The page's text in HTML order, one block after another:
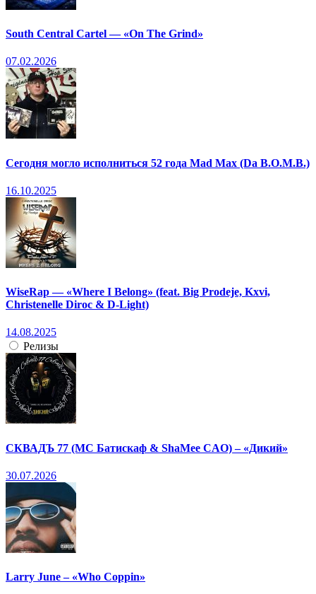
South Central Cartel — «On The Grind»
07.02.2026
Сегодня могло исполниться 52 года Mad Max (Da B.O.M.B.)
16.10.2025
WiseRap — «Where I Belong» (feat. Big Prodeje, Kxvi,
Christenelle Diroc & D-Light)
14.08.2025
Релизы
СКВАДЪ 77 (МС Батискаф & ShaMee CAO) – «Дикий»
30.07.2026
Larry June – «Who Coppin»